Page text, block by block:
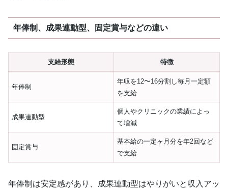
年俸制、成果連動型、固定賞与などの違い
支給形態 特徴
年俸制
年収を12〜16分割し毎月一定額
を支給
成果連動型
個人やクリニックの業績によっ
て増減
固定賞与
基本給の一定ヶ月分を年2回など
で支給
年俸制は安定感があり、成果連動型はやりがいと収入アッ